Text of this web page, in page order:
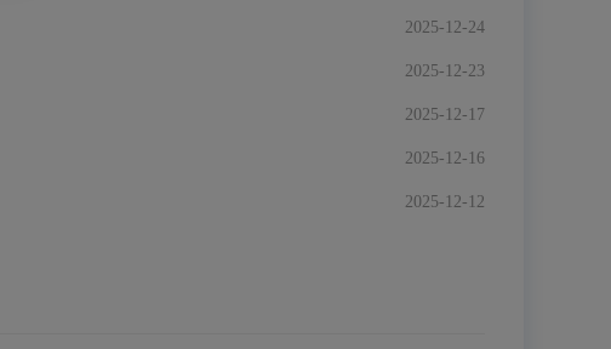
2025-12-24
2025-12-23
2025-12-17
2025-12-16
2025-12-12